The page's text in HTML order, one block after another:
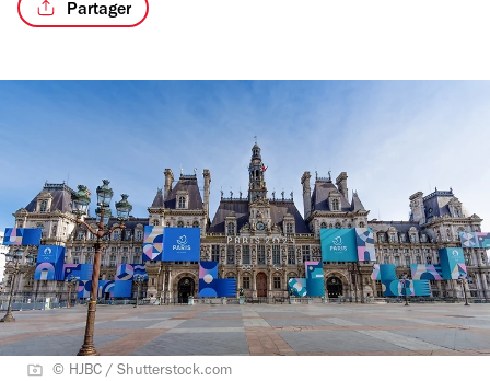
Partager
© HJBC / Shutterstock.com